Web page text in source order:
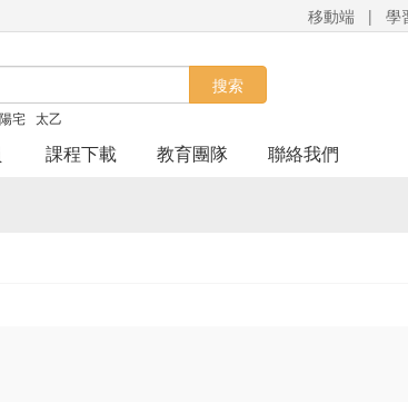
移動端 | 學
搜索
陽宅 太乙
課程下載 教育團隊 聯絡我們